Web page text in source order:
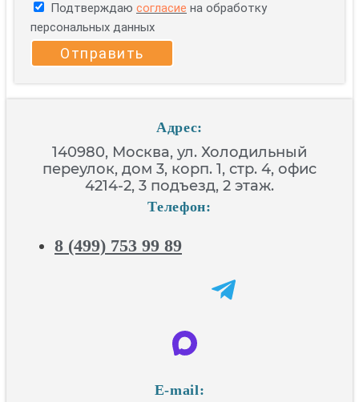
Подтверждаю согласие на обработку
персональных данных
Отправить
Адрес:
140980, Москва, ул. Холодильный
переулок, дом 3, корп. 1, стр. 4, офис
4214-2, 3 подъезд, 2 этаж.
Телефон:
8 (499) 753 99 89
E-mail: